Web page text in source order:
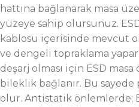
hattına bağlanarak masa
yüzeye sahip olursunuz.
kablosu içerisinde mevcut
ve dengeli topraklama
deşarj olması için ESD
bileklik bağlanır. Bu
olur. Antistatik önlemlerde;